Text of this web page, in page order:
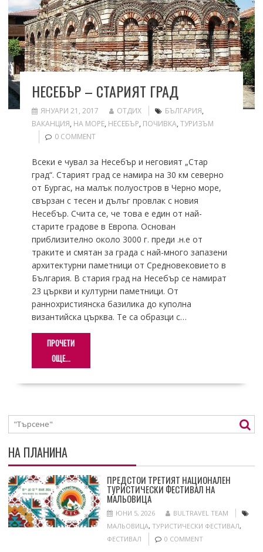
НЕСЕБЪР – СТАРИЯТ ГРАД
ЯНУАРИ 21, 2017 ОТДИХ БЪЛГАРИЯ,
ВАКАНЦИЯ, НА МОРЕ, НЕСЕБЪР, ПОЧИВКА, ТУРИЗЪМ
0 COMMENT
Всеки е чувал за Несебър и неговият „Стар
град“. Старият град се намира на 30 км северно
от Бургас, на малък полуостров в Черно море,
свързан с тесен и дълъг провлак с новия
Несебър. Счита се, че това е един от най-
старите градове в Европа. Основан
приблизително около 3000 г. преди .н.е от
траките и смятан за града с най-много запазени
архитектурни паметници от Средновековието в
България. В стария град на Несебър се намират
23 църкви и културни паметници. От
раннохристиянска базилика до куполна
византийска църква. Те са образци с…
ПРОЧЕТИ
ОЩЕ...
НА ПЛАНИНА
ПРЕДСТОИ ТРЕТИЯТ НАЦИОНАЛЕН
ТУРИСТИЧЕСКИ ФЕСТИВАЛ НА
МАЛЬОВИЦА
ЮНИ 5, 2026
BULTRAVEL TEAM
МАЛЬОВИЦА, ТУРИСТИЧЕСКИ ФЕСТИВАЛ,
ФЕСТИВАЛ
0 COMMENT